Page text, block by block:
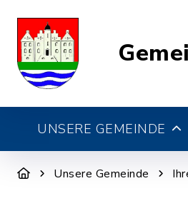
UNSERE GEMEINDE
Unsere Gemeinde